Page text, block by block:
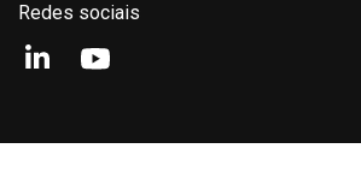
Redes sociais